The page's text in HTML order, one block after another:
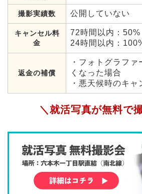
撮影実績数 公開していない
キャンセル料
金
72時間以内：50%
24時間以内：
返金の補償
・フォトグラフ
くなった場合
・悪天候時のキャ
＼就活写真が無料で